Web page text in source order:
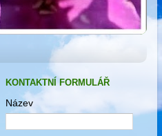
KONTAKTNÍ FORMULÁŘ
Název